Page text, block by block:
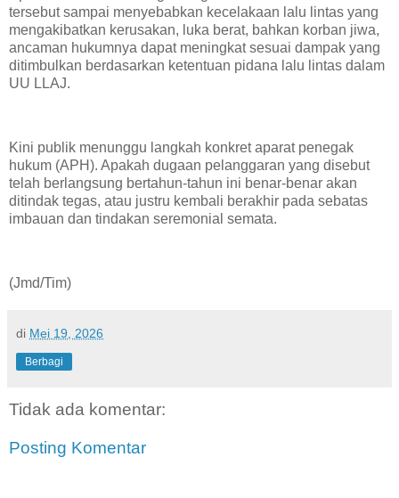
tersebut sampai menyebabkan kecelakaan lalu lintas yang
mengakibatkan kerusakan, luka berat, bahkan korban jiwa,
ancaman hukumnya dapat meningkat sesuai dampak yang
ditimbulkan berdasarkan ketentuan pidana lalu lintas dalam
UU LLAJ.
Kini publik menunggu langkah konkret aparat penegak
hukum (APH). Apakah dugaan pelanggaran yang disebut
telah berlangsung bertahun-tahun ini benar-benar akan
ditindak tegas, atau justru kembali berakhir pada sebatas
imbauan dan tindakan seremonial semata.
(Jmd/Tim)
di Mei 19, 2026
Berbagi
Tidak ada komentar:
Posting Komentar